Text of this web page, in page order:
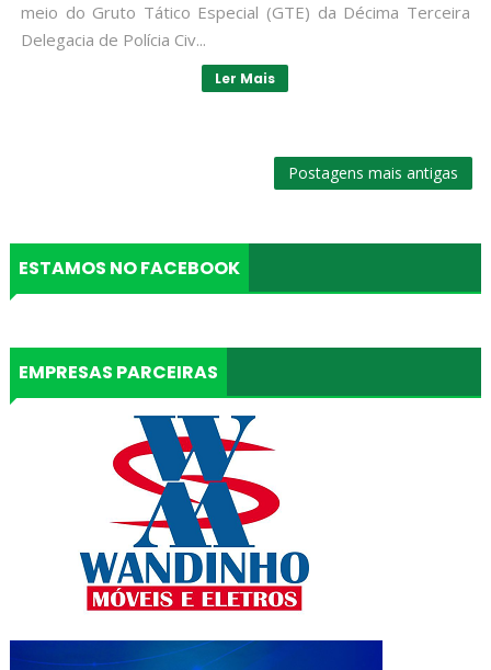
meio do Gruto Tático Especial (GTE) da Décima Terceira
Delegacia de Polícia Civ...
Ler Mais
Postagens mais antigas
ESTAMOS NO FACEBOOK
EMPRESAS PARCEIRAS